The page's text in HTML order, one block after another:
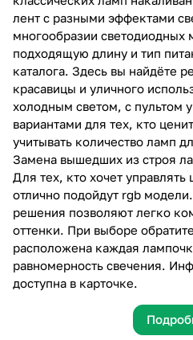
лент с разными эффектами
многообразии светодиодных
подходящую длину и тип
каталога. Здесь вы найдёте
красавицы и уличного
холодным светом, с пультом
вариантами для тех, кто
учитывать количество ламп
Замена вышедших из строя
Для тех, кто хочет управлять
отлично подойдут rgb
решения позволяют легко
оттенки. При выборе
расположена каждая
равномерность свечения.
доступна в карточке.